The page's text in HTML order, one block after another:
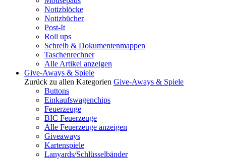
Notizblöcke
Notizbücher
Post-It
Roll ups
Schreib & Dokumentenmappen
Taschenrechner
Alle Artikel anzeigen
Give-Aways & Spiele
Zurück zu allen Kategorien Give-Aways & Spiele
Buttons
Einkaufswagenchips
Feuerzeuge
BIC Feuerzeuge
Alle Feuerzeuge anzeigen
Giveaways
Kartenspiele
Lanyards/Schlüsselbänder